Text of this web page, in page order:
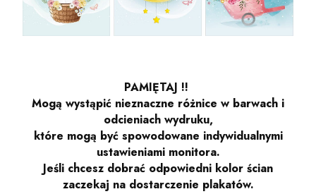
PAMIĘTAJ !!
Mogą wystąpić nieznaczne różnice w barwach i
odcieniach wydruku,
które mogą być spowodowane indywidualnymi
ustawieniami monitora.
Jeśli chcesz dobrać odpowiedni kolor ścian
zaczekaj na dostarczenie plakatów.